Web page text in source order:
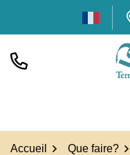
TÉL.
Accueil Que faire?